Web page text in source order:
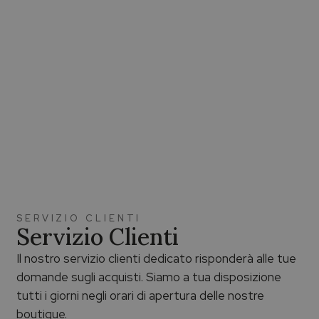
SERVIZIO CLIENTI
Servizio Clienti
Il nostro servizio clienti dedicato risponderà alle tue
domande sugli acquisti. Siamo a tua disposizione
tutti i giorni negli orari di apertura delle nostre
boutique.